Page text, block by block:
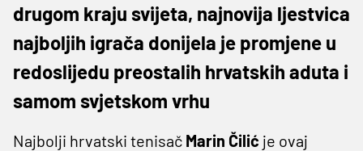
drugom kraju svijeta, najnovija ljestvica
najboljih igrača donijela je promjene u
redoslijedu preostalih hrvatskih aduta i
samom svjetskom vrhu
Najbolji hrvatski tenisač Marin Čilić je ovaj